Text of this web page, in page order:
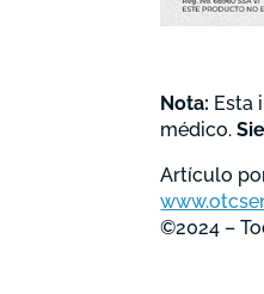
Nota: Esta
médico.
Artículo
©2024 –